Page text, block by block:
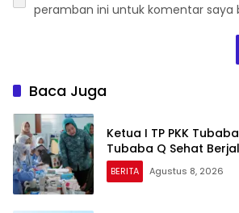
peramban ini untuk komentar saya
Baca Juga
Ketua I TP PKK
Tubaba Q Sehat
BERITA Agustus 8, 2026